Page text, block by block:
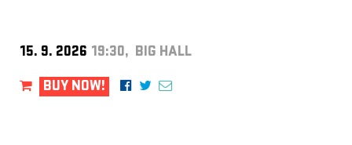
15. 9. 2026 19:30, BIG HALL
BUY NOW!